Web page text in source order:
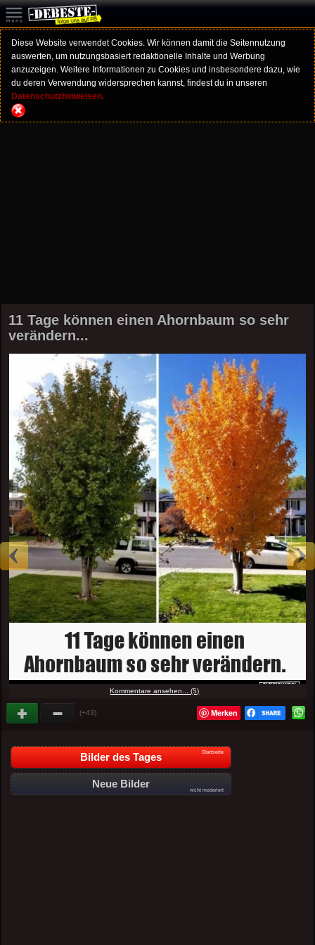
Diese Website verwendet Cookies. Wir können damit die Seitennutzung
auswerten, um nutzungsbasiert redaktionelle Inhalte und Werbung
anzuzeigen. Weitere Informationen zu Cookies und insbesondere dazu, wie
du deren Verwendung widersprechen kannst, findest du in unseren
Datenschutzhinweisen.
11 Tage können einen Ahornbaum so sehr
verändern...
Kommentare ansehen... (5)
(+43) Merken
Bilder des Tages Startseite
Neue Bilder
nicht moderiert